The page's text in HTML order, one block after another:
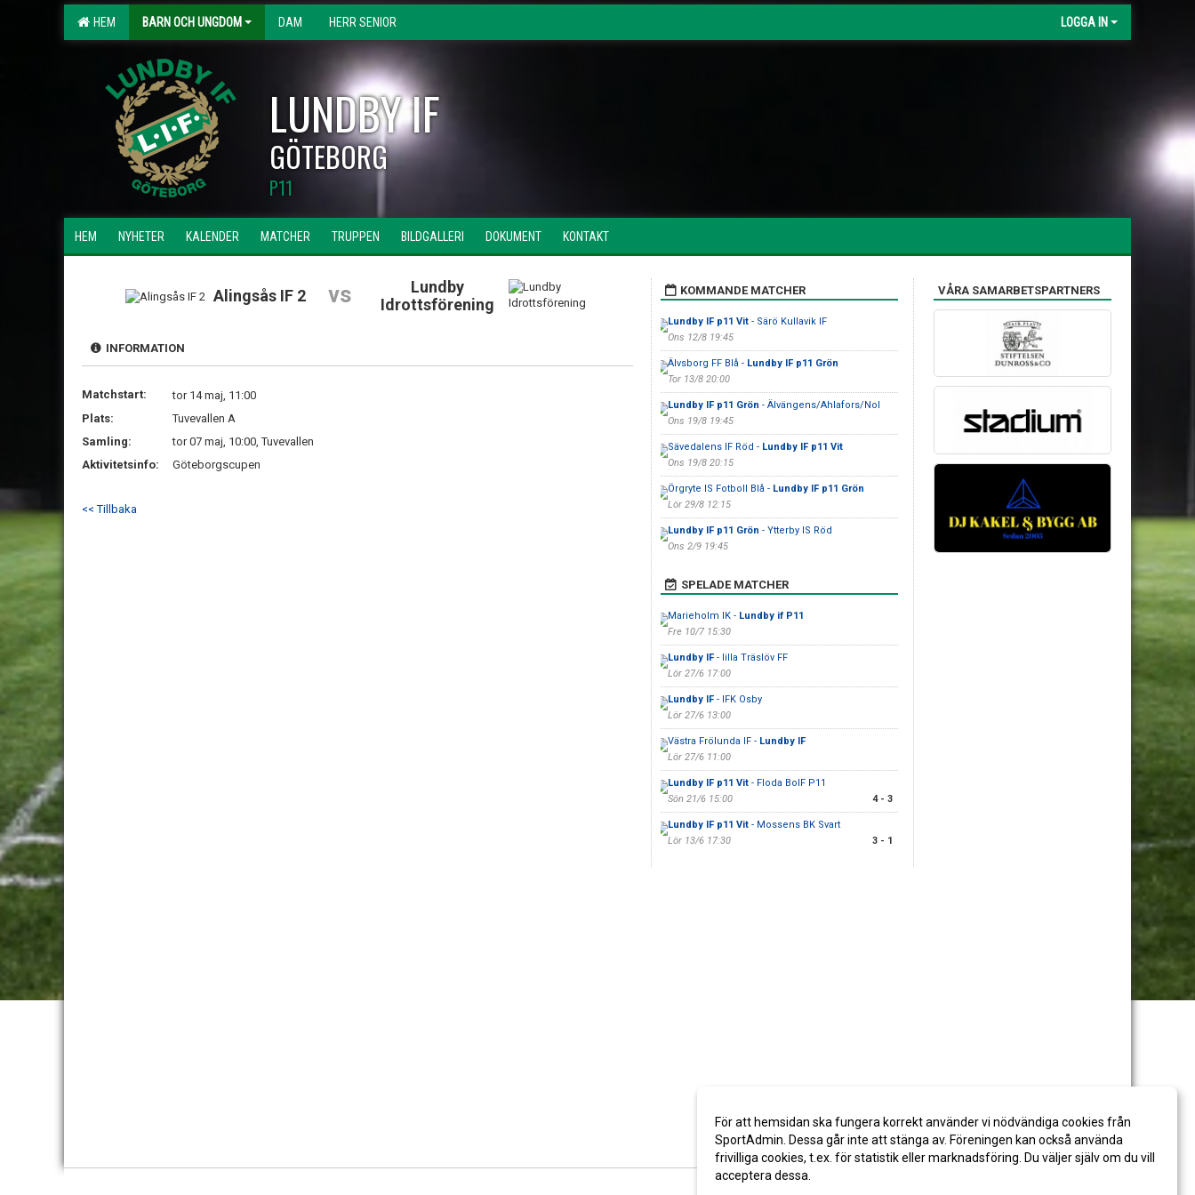
HEM BARN OCH UNGDOM DAM HERR SENIOR LOGGA IN
LUNDBY IF
GÖTEBORG
P11
HEM NYHETER KALENDER MATCHER TRUPPEN BILDGALLERI DOKUMENT KONTAKT
Alingsås IF 2 vs
Lundby
Idrottsförening
INFORMATION
Matchstart:
tor 14 maj, 11:00
Plats:
Tuvevallen A
Samling:
tor 07 maj, 10:00, Tuvevallen
Aktivitetsinfo:
Göteborgscupen
<< Tillbaka
KOMMANDE MATCHER
Lundby IF p11 Vit- Särö Kullavik IF
Ons 12/8 19:45
Älvsborg FF Blå - Lundby IF p11 Grön
Tor 13/8 20:00
Lundby IF p11 Grön - Älvängens/Ahlafors/Nol
Ons 19/8 19:45
Sävedalens IF Röd - Lundby IF p11 Vit
Ons 19/8 20:15
Örgryte IS Fotboll Blå - Lundby IF p11 Grön
Lör 29/8 12:15
Lundby IF p11 Grön - Ytterby IS Röd
Ons 2/9 19:45
SPELADE MATCHER
Marieholm IK - Lundby if P11
Fre 10/7 15:30
Lundby IF- lilla Träslöv FF
Lör 27/6 17:00
Lundby IF- IFK Osby
Lör 27/6 13:00
Västra Frölunda IF - Lundby IF
Lör 27/6 11:00
Lundby IF p11 Vit- Floda BoIF P11
Sön 21/6 15:00
4 - 3
Lundby IF p11 Vit- Mossens BK Svart
Lör 13/6 17:30
3 - 1
VÅRA SAMARBETSPARTNERS
För att hemsidan ska fungera korrekt använder vi nödvändiga cookies från
SportAdmin. Dessa går inte att stänga av. Föreningen kan också använda
frivilliga cookies, t.ex. för statistik eller marknadsföring. Du väljer själv om du vill
acceptera dessa.